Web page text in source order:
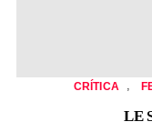
CRÍTICA
LE